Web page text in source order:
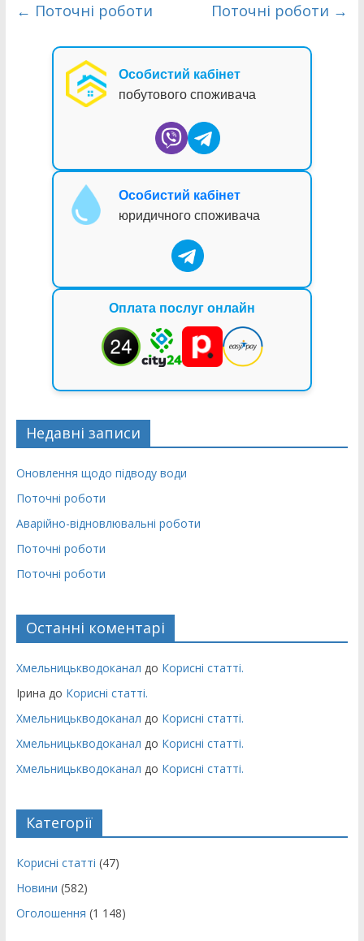
← Поточні роботи Поточні роботи →
Особистий кабінет
побутового споживача
Особистий кабінет
юридичного споживача
Оплата послуг онлайн
Недавні записи
Оновлення щодо підводу води
Поточні роботи
Аварійно-відновлювальні роботи
Поточні роботи
Поточні роботи
Останні коментарі
Хмельницькводоканал до Корисні статті.
Ірина до Корисні статті.
Хмельницькводоканал до Корисні статті.
Хмельницькводоканал до Корисні статті.
Хмельницькводоканал до Корисні статті.
Категорії
Корисні статті (47)
Новини (582)
Оголошення (1 148)